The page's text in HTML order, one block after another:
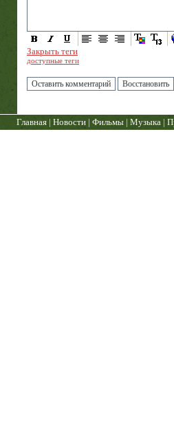
Закрыть теги
доступные теги
Главная |Новости |Фильмы |Музыка |